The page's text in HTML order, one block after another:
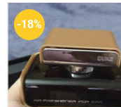
-18%